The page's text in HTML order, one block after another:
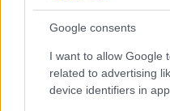
Google consents
I want to allow Google
related to advertising
device identifiers in
Feliratkozom a